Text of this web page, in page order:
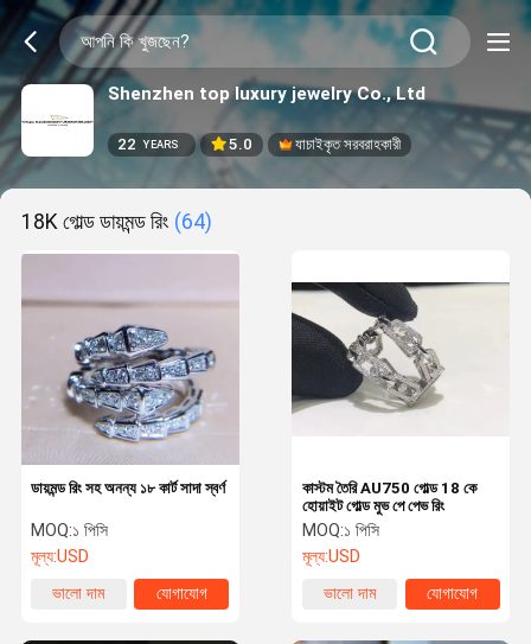
Shenzhen top luxury jewelry Co., Ltd
22 YEARS 5.0 যাচাইকৃত সরবরাহকারী
18K গোল্ড ডায়মন্ড রিং (64)
ডায়মন্ড রিং সহ অনন্য ১৮ কার্ট সাদা স্বর্ণ
MOQ:১ পিসি
মূল্য:USD
ভালো দাম
যোগাযোগ
কাস্টম তৈরি AU750 গোল্ড 18 কে
হোয়াইট গোল্ড মুভ পে পেভ রিং
MOQ:১ পিসি
মূল্য:USD
ভালো দাম
যোগাযোগ